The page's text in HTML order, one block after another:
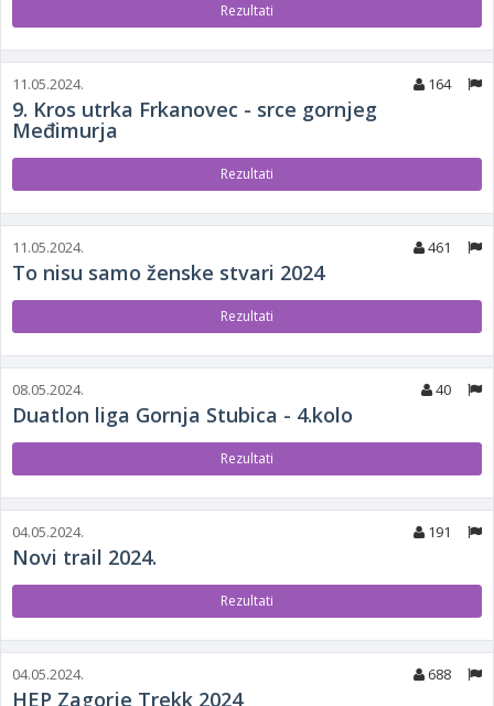
Rezultati
11.05.2024. 164
9. Kros utrka Frkanovec - srce gornjeg
Međimurja
Rezultati
11.05.2024. 461
To nisu samo ženske stvari 2024
Rezultati
08.05.2024. 40
Duatlon liga Gornja Stubica - 4.kolo
Rezultati
04.05.2024. 191
Novi trail 2024.
Rezultati
04.05.2024. 688
HEP Zagorje Trekk 2024